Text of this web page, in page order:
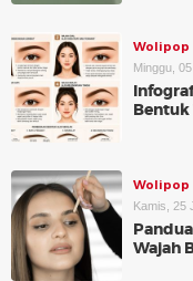
Wolipop
Minggu,
Bentuk
Wolipop
Kamis, 25
Wajah